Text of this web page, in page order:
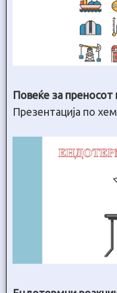
Повеќе за преносот
Презентација по